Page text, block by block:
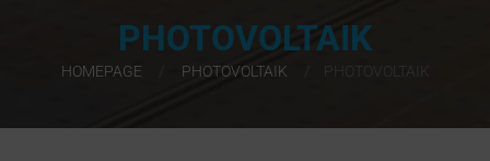
PHOTOVOLTAIK
HOMEPAGE PHOTOVOLTAIK PHOTOVOLTAIK